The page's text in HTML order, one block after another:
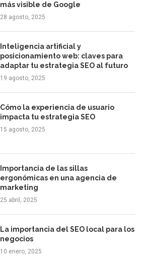
más visible de Google
28 agosto, 2025
Inteligencia artificial y
posicionamiento web: claves para
adaptar tu estrategia SEO al futuro
19 agosto, 2025
Cómo la experiencia de usuario
impacta tu estrategia SEO
15 agosto, 2025
Importancia de las sillas
ergonómicas en una agencia de
marketing
25 abril, 2025
La importancia del SEO local para los
negocios
10 enero, 2025